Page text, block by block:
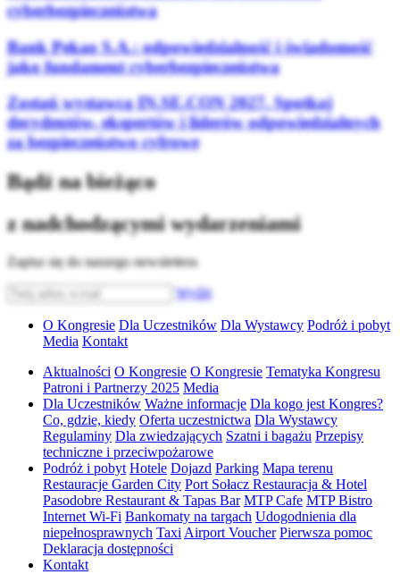
cyberbezpieczeństwa
Bank Pekao S.A.: odpowiedzialność i świadomość
jako fundament cyberbezpieczeństwa
Zostań wystawcą IN.SE.CON 2027. Spotkaj
decydentów, ekspertów i liderów odpowiedzialnych
za bezpieczeństwo cyfrowe
Bądź na bieżąco
z nadchodzącymi wydarzeniami
Zapisz się do naszego newslettera
Wyślij
O Kongresie Dla Uczestników Dla Wystawcy Podróż i pobyt
Media Kontakt
Aktualności O Kongresie O Kongresie Tematyka Kongresu
Patroni i Partnerzy 2025 Media
Dla Uczestników Ważne informacje Dla kogo jest Kongres?
Co, gdzie, kiedy Oferta uczestnictwa Dla Wystawcy
Regulaminy Dla zwiedzających Szatni i bagażu Przepisy
techniczne i przeciwpożarowe
Podróż i pobyt Hotele Dojazd Parking Mapa terenu
Restauracje Garden City Port Sołacz Restauracja & Hotel
Pasodobre Restaurant & Tapas Bar MTP Cafe MTP Bistro
Internet Wi-Fi Bankomaty na targach Udogodnienia dla
niepełnosprawnych Taxi Airport Voucher Pierwsza pomoc
Deklaracja dostępności
Kontakt